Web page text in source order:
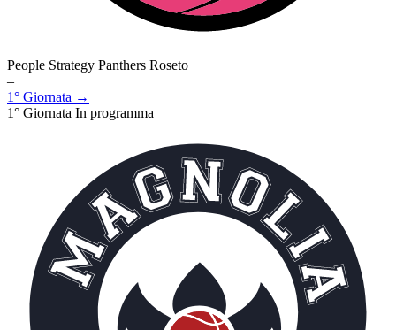
People Strategy Panthers Roseto
–
1° Giornata →
1° Giornata In programma